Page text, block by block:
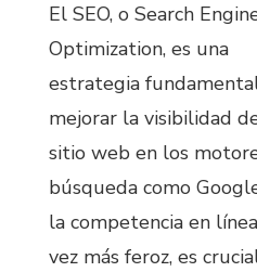
El SEO, o Search
Optimization, es una
estrategia
mejorar la visibilidad
sitio web en los
búsqueda como
la competencia en
vez más feroz, es